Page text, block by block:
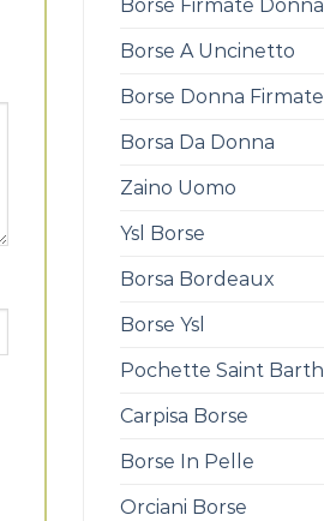
Borse Firmate Donna
Borse A Uncinetto
Borse Donna Firmate
Borsa Da Donna
Zaino Uomo
Ysl Borse
Borsa Bordeaux
Borse Ysl
Pochette Saint Barth
Carpisa Borse
Borse In Pelle
Orciani Borse